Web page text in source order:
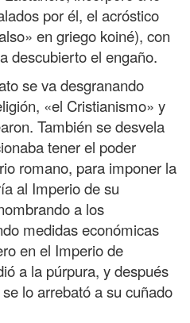
por él, el acróstico
en griego koiné), con
descubierto el engaño.
se va desgranando
«el Cristianismo» y
También se desvela
tener el poder
romano, para imponer la
al Imperio de su
a los
medidas económicas
en el Imperio de
a la púrpura, y después
lo arrebató a su cuñado